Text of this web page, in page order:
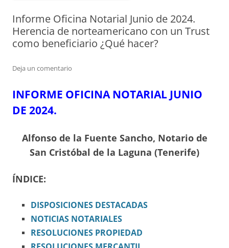
Informe Oficina Notarial Junio de 2024.
Herencia de norteamericano con un Trust
como beneficiario ¿Qué hacer?
Deja un comentario
INFORME OFICINA NOTARIAL JUNIO
DE 2024.
Alfonso de la Fuente Sancho, Notario de
San Cristóbal de la Laguna (Tenerife)
ÍNDICE:
DISPOSICIONES DESTACADAS
NOTICIAS NOTARIALES
RESOLUCIONES PROPIEDAD